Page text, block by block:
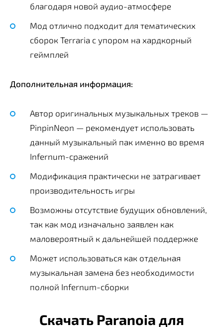
благодаря новой аудио-атмосфере
Мод отлично подходит для тематических
сборок Terraria с упором на хардкорный
геймплей
Дополнительная информация:
Автор оригинальных музыкальных треков —
PinpinNeon — рекомендует использовать
данный музыкальный пак именно во время
Infernum-сражений
Модификация практически не затрагивает
производительность игры
Возможны отсутствие будущих обновлений,
так как мод изначально заявлен как
маловероятный к дальнейшей поддержке
Может использоваться как отдельная
музыкальная замена без необходимости
полной Infernum-сборки
Скачать Paranoia для